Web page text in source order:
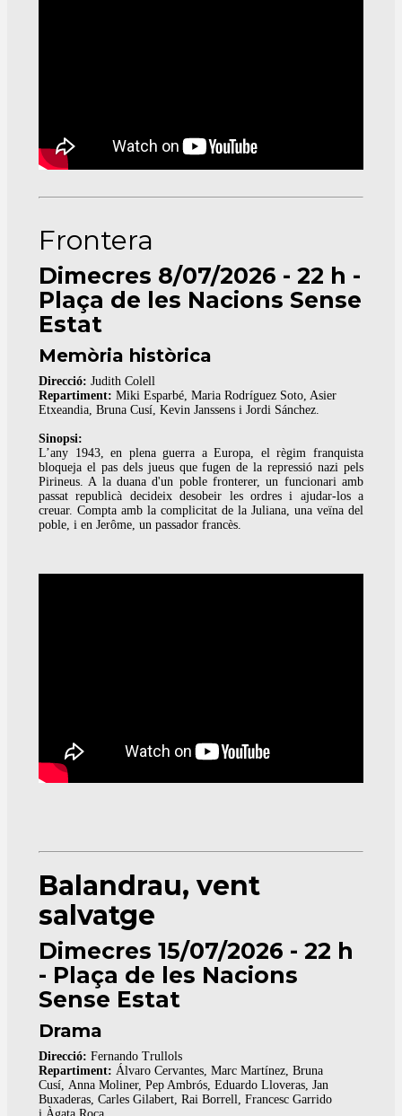
Frontera
Dimecres 8/07/2026 - 22 h -
Plaça de les Nacions Sense
Estat
Memòria històrica
Direcció: Judith Colell
Repartiment: Miki Esparbé, Maria Rodríguez Soto, Asier
Etxeandia, Bruna Cusí, Kevin Janssens i Jordi Sánchez.
Sinopsi:
L’any 1943, en plena guerra a Europa, el règim franquista
bloqueja el pas dels jueus que fugen de la repressió nazi pels
Pirineus. A la duana d'un poble fronterer, un funcionari amb
passat republicà decideix desobeir les ordres i ajudar-los a
creuar. Compta amb la complicitat de la Juliana, una veïna del
poble, i en Jerôme, un passador francès.
Balandrau, vent
salvatge
Dimecres 15/07/2026 - 22 h
- Plaça de les Nacions
Sense Estat
Drama
Direcció:Fernando Trullols
Repartiment:Álvaro Cervantes, Marc Martínez, Bruna
Cusí, Anna Moliner, Pep Ambrós, Eduardo Lloveras, Jan
Buxaderas, Carles Gilabert, Rai Borrell, Francesc Garrido